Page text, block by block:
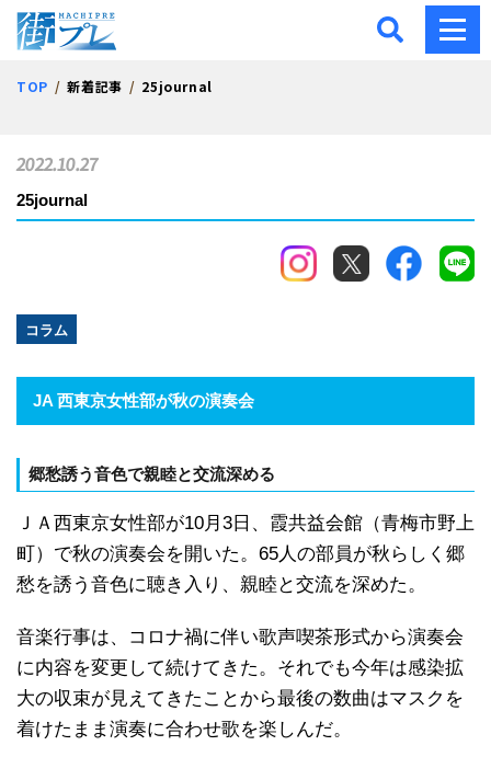
街プレ -東京・西多摩の
TOP 新着記事 25journal
25journal
コラム
2022.10.27
JA 西東京女性部が秋の演奏会
郷愁誘う音色で親睦と交流深める
ＪＡ西東京女性部が10月3日、霞共益会館（青梅市野上
町）で秋の演奏会を開いた。65人の部員が秋らしく郷
愁を誘う音色に聴き入り、親睦と交流を深めた。
音楽行事は、コロナ禍に伴い歌声喫茶形式から演奏会
に内容を変更して続けてきた。それでも今年は感染拡
大の収束が見えてきたことから最後の数曲はマスクを
着けたまま演奏に合わせ歌を楽しんだ。